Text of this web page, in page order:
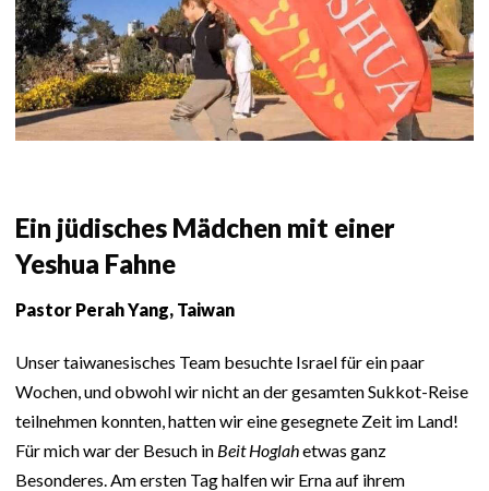
Ein jüdisches Mädchen mit einer
Yeshua Fahne
Pastor Perah Yang, Taiwan
Unser taiwanesisches Team besuchte Israel für ein paar
Wochen, und obwohl wir nicht an der gesamten Sukkot-Reise
teilnehmen konnten, hatten wir eine gesegnete Zeit im Land!
Für mich war der Besuch in Beit Hoglahetwas ganz
Besonderes. Am ersten Tag halfen wir Erna auf ihrem